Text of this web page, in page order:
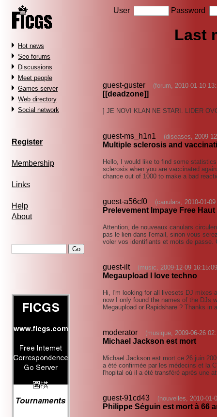
Hot news
Seo forums
Discussions
Meet people
Games server
Web directory
Social network
Register
Membership
Links
Help
About
User Password
Last
guest-guster (forum, 2010-01-10
[[deadzone]]
] JE NOVI KLAN NE STARI. LIDER
guest-ms_h1n1 (diseases, 2009-
Multiple sclerosis and
Hello, I would like to find some
sclerosis when you are vaccinated
chance out of 1000 to make a bad
guest-a56cf0 (canulars, 2010-01-
Prelevement Impaye Free
Attention, de nouveaux canulars
pas le lien dans l'email, sinon vous
voler vos identifiants et mots de passe.
guest-ilt (music, 2009-12-09
Megaupload I love techno
Hi, I'm looking for all livesets DJ mixes
now I only found the names of the DJs
Megaupload or Rapidshare ? Thanks in
moderator (musique, 2009-06-26
Michael Jackson est mort
Michael Jackson est mort ce 26 juin
a été confirmée par les médecins et la
l'hopital où il a été transféré après une
guest-91cd43 (nouvelles, 2010-01-
Philippe Séguin est mort à 66